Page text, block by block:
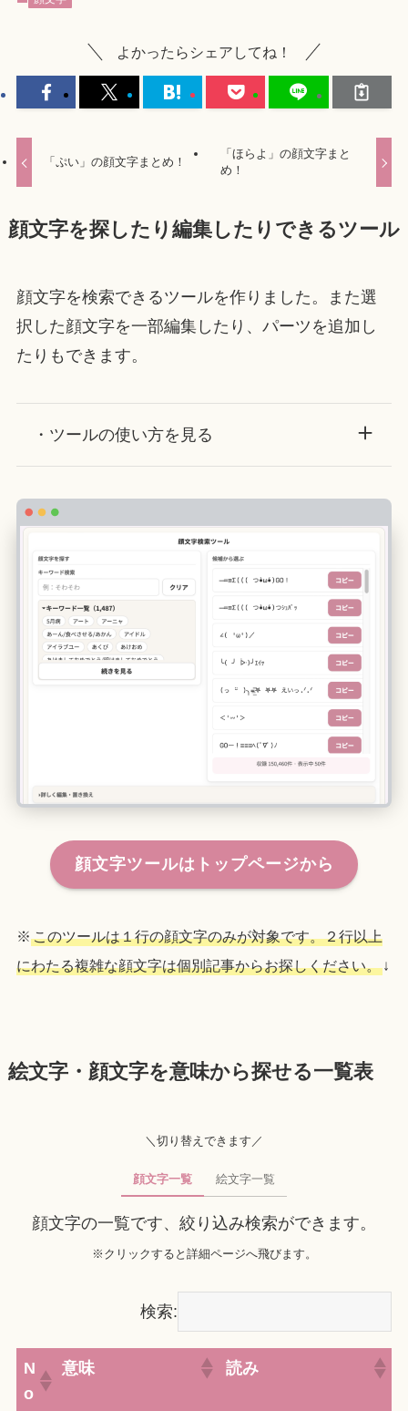
よかったらシェアしてね！
「ぷい」の顔文字まとめ！
「ほらよ」の顔文字まと
め！
顔文字を探したり編集したりできるツール
顔文字を検索できるツールを作りました。また選
択した顔文字を一部編集したり、パーツを追加し
たりもできます。
・ツールの使い方を見る
顔文字ツールはトップページから
※ このツールは１行の顔文字のみが対象です。２行以上
にわたる複雑な顔文字は個別記事からお探しください。↓
絵文字・顔文字を意味から探せる一覧表
＼切り替えできます／
顔文字一覧 絵文字一覧
顔文字の一覧です、絞り込み検索ができます。
※クリックすると詳細ページへ飛びます。
検索:
N
o
意味 読み